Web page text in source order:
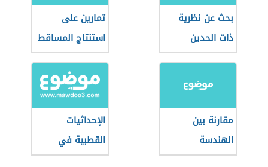
بحث عن نظرية
ذات الحدين
تمارين على
استنتاج المساقط
في الرسم
الهندسي
مقارنة بين
الهندسة
الإقليدية
الإحداثيات
القطبية في
الرياضيات